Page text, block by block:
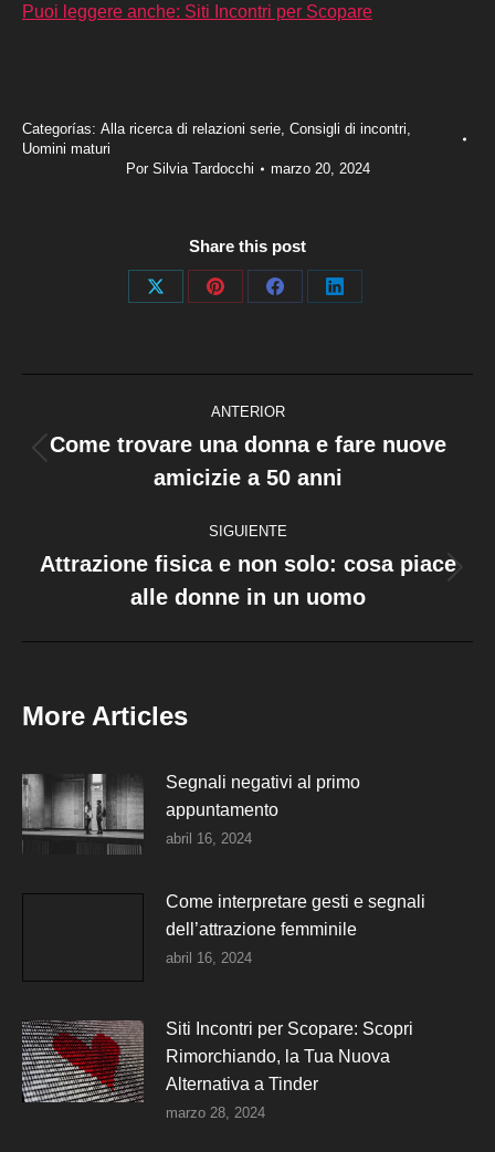
Puoi leggere anche: Siti Incontri per Scopare
Categorías: Alla ricerca di relazioni serie Consigli di incontri
Uomini maturi
Por Silvia Tardocchi marzo 20, 2024
Share this post
Share
Share
Share
Share
Navegación
entre
publicaciones
ANTERIOR
anterior:
Come trovare una donna e fare nuove
amicizie a 50 anni
SIGUIENTE
siguiente:
Attrazione fisica e non solo: cosa piace
alle donne in un uomo
More Articles
Segnali negativi al primo
appuntamento
abril 16, 2024
Come interpretare gesti e segnali
dell’attrazione femminile
abril 16, 2024
Siti Incontri per Scopare: Scopri
Rimorchiando, la Tua Nuova
Alternativa a Tinder
marzo 28, 2024